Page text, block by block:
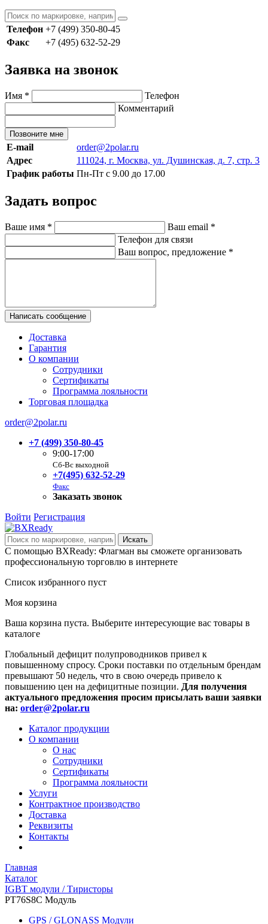
Телефон +7 (499) 350-80-45
Факс
+7 (495) 632-52-29
Заявка на звонок
Имя *
Телефон
Комментарий
Позвоните мне
E-mail
order@2polar.ru
Адрес
111024, г. Москва, ул. Душинская, д. 7, стр. 3
График работы Пн-Пт с 9.00 до 17.00
Задать вопрос
Ваше имя * Ваш email *
Телефон для связи
Ваш вопрос, предложение *
Написать сообщение
Доставка
Гарантия
О компании
Сотрудники
Сертификаты
Программа лояльности
Торговая площадка
order@2polar.ru
+7 (499) 350-80-45
9:00-17:00
Сб-Вс выходной
+7(495) 632-52-29
Факс
Заказать звонок
Войти Регистрация
С помощью BXReady: Флагман вы сможете организовать
профессиональную торговлю в интернете
Список избранного пуст
Моя корзина
Ваша корзина пуста. Выберите интересующие вас товары в
каталоге
Глобальный дефицит полупроводников привел к
повышенному спросу. Сроки поставки по отдельным брендам
превышают 50 недель, что в свою очередь привело к
повышению цен на дефицитные позиции. Для получения
актуального предложения просим присылать ваши заявки
на: order@2polar.ru
Каталог продукции
О компании
О нас
Сотрудники
Сертификаты
Программа лояльности
Услуги
Контрактное производство
Доставка
Реквизиты
Контакты
Главная
Каталог
IGBT модули / Тиристоры
PT76S8C Модуль
GPS / GLONASS Модули